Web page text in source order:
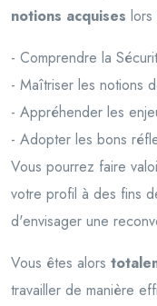
notions acquises
- Comprendre la
- Maîtriser les notions
- Appréhender les
- Adopter les bons
Vous pourrez faire
votre profil à des fins
d'envisager une
Vous êtes alors
travailler de manière